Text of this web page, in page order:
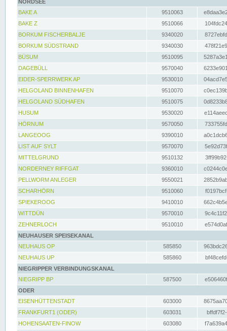
NORDSEE
BAKE A
9510063
BAKE Z
9510066
BORKUM FISCHERBALJE
9340020
BORKUM SÜDSTRAND
9340030
BÜSUM
9510095
DAGEBÜLL
9570040
EIDER-SPERRWERK AP
9530010
HELGOLAND BINNENHAFEN
9510070
HELGOLAND SÜDHAFEN
9510075
HUSUM
9530020
HÖRNUM
9570050
LANGEOOG
9390010
LIST AUF SYLT
9570070
MITTELGRUND
9510132
NORDERNEY RIFFGAT
9360010
PELLWORM ANLEGER
9550021
SCHARHÖRN
9510060
SPIEKEROOG
9410010
WITTDÜN
9570010
ZEHNERLOCH
9510010
NEUHAUSER SPEISEKANAL
NEUHAUS OP
585850
NEUHAUS UP
585860
NIEGRIPPER VERBINDUNGSKANAL
NIEGRIPP BP
587500
ODER
EISENHÜTTENSTADT
603000
FRANKFURT1 (ODER)
603031
HOHENSAATEN-FINOW
603080